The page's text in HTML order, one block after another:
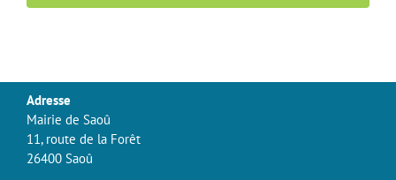
Adresse
Mairie de Saoû
11, route de la Forêt
26400 Saoû